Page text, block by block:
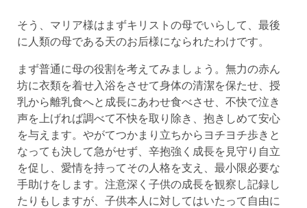
そう、マリア様はまずキリストの母でいらして、最後
に人類の母である天のお后様になられたわけです。
まず普通に母の役割を考えてみましょう。無力の赤ん
坊に衣類を着せ入浴をさせて身体の清潔を保たせ、授
乳から離乳食へと成長にあわせ食べさせ、不快で泣き
声を上げれば調べて不快を取り除き、抱きしめて安心
を与えます。やがてつかまり立ちからヨチヨチ歩きと
なっても決して急がせず、辛抱強く成長を見守り自立
を促し、愛情を持ってその人格を支え、最小限必要な
手助けをします。注意深く子供の成長を観察し記録し
たりもしますが、子供本人に対してはいたって自由に